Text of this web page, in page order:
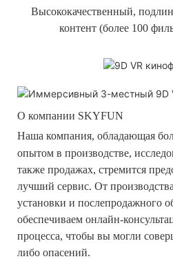
Высококачественный,
контент (более 100
О компании SKYFUN
Наша компания, обладающая
опытом в производстве,
также продажах, стремится
лучший сервис. От
установки и послепродажного
обеспечиваем онлайн-
процесса, чтобы вы могли
либо опасений.